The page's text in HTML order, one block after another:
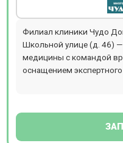
Филиал клиники Чудо
Школьной улице (д. 46) —
медицины с командой
оснащением
получают помощь по
гастроэнтерология и